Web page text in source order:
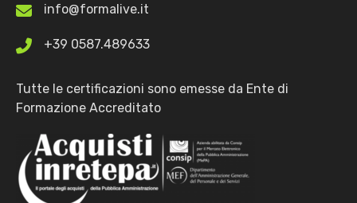
info@formalive.it
+39 0587.489633
Tutte le certificazioni sono emesse da Ente di
Formazione Accreditato